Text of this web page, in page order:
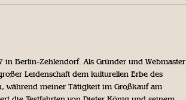
in Berlin-Zehlendorf. Als Gründer und Webmaster
Leidenschaft dem kulturellen Erbe des
während meiner Tätigkeit im Großkauf am